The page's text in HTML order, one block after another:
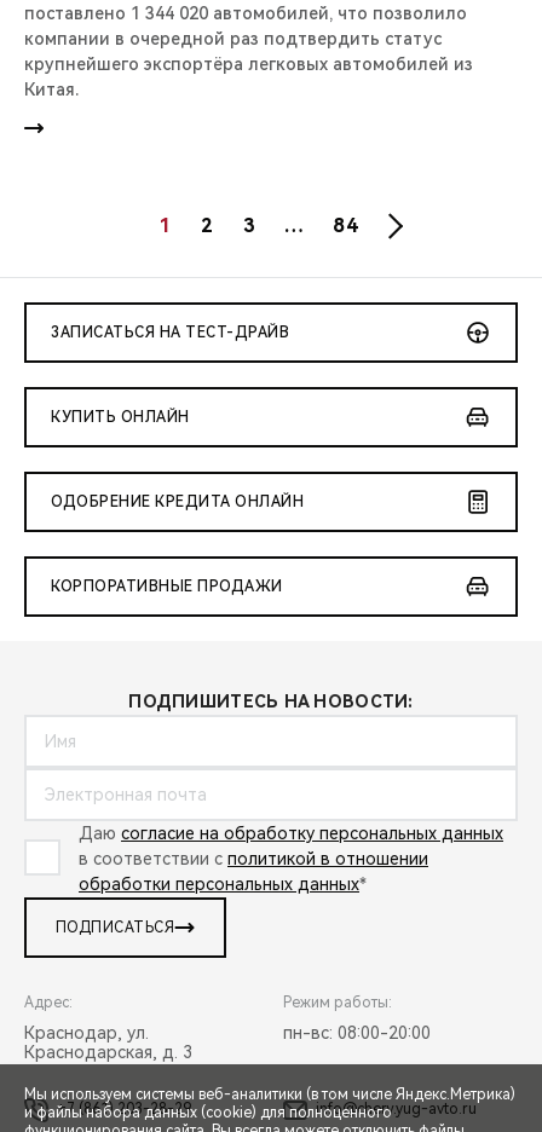
поставлено 1 344 020 автомобилей, что позволило
компании в очередной раз подтвердить статус
крупнейшего экспортёра легковых автомобилей из
Китая.
1 2 3 … 84
ЗАПИСАТЬСЯ НА ТЕСТ-ДРАЙВ
КУПИТЬ ОНЛАЙН
ОДОБРЕНИЕ КРЕДИТА ОНЛАЙН
КОРПОРАТИВНЫЕ ПРОДАЖИ
ПОДПИШИТЕСЬ НА НОВОСТИ:
Даю согласие на обработку персональных данных
в соответствии с политикой в отношении
обработки персональных данных*
ПОДПИСАТЬСЯ
Адрес:
Краснодар, ул.
Краснодарская, д. 3
Режим работы:
пн-вс: 08:00-20:00
+7 (861) 203-28-29 info@chery.yug-avto.ru
Мы используем системы веб-аналитики (в том числе Яндекс.Метрика)
и файлы набора данных (cookie) для полноценного